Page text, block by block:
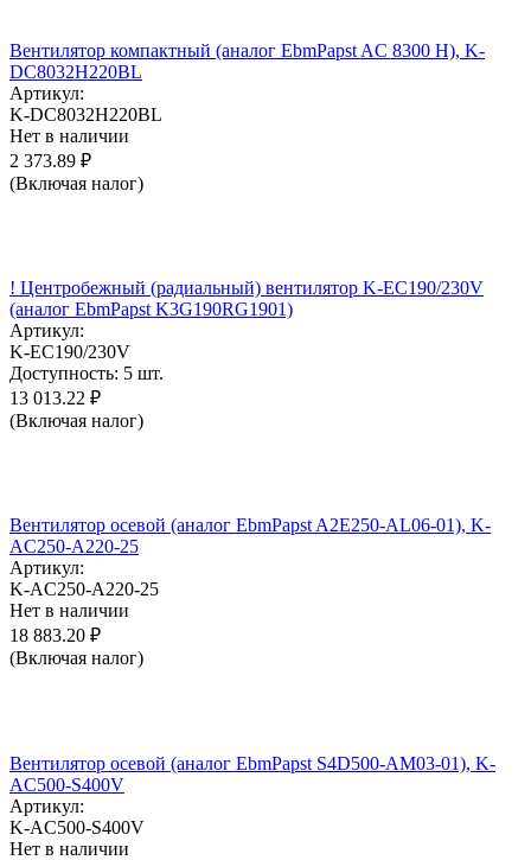
Вентилятор компактный (аналог EbmPapst AC 8300 H), K-
DC8032H220BL
Артикул:
K-DC8032H220BL
Нет в наличии
2 373.89 ₽
(Включая налог)
! Центробежный (радиальный) вентилятор K-EC190/230V
(аналог EbmPapst K3G190RG1901)
Артикул:
K-EC190/230V
Доступность: 5 шт.
13 013.22 ₽
(Включая налог)
Вентилятор осевой (аналог EbmPapst A2E250-AL06-01), K-
AC250-A220-25
Артикул:
K-AC250-A220-25
Нет в наличии
18 883.20 ₽
(Включая налог)
Вентилятор осевой (аналог EbmPapst S4D500-AM03-01), K-
AC500-S400V
Артикул:
K-AC500-S400V
Нет в наличии